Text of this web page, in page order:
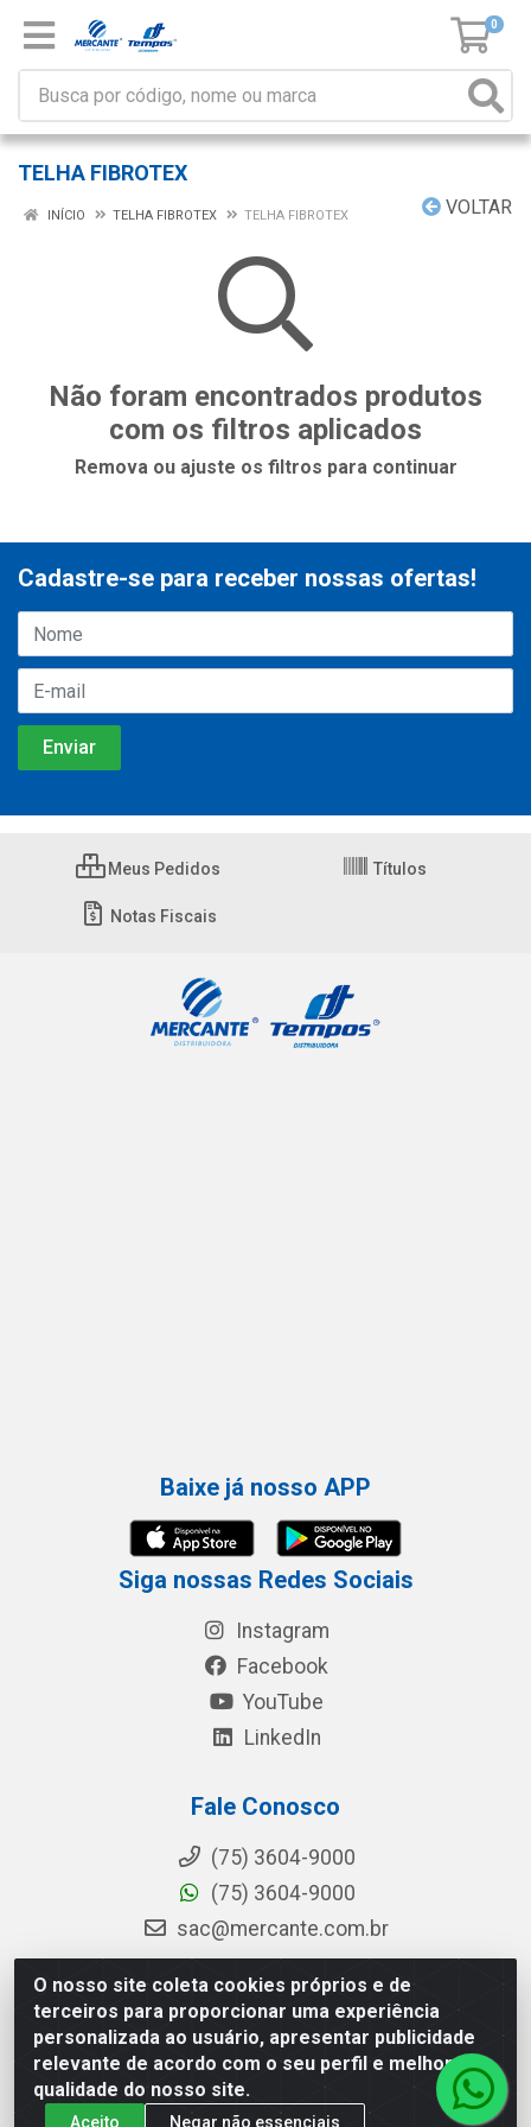
0
TELHA FIBROTEX
VOLTAR
INÍCIO TELHA FIBROTEX TELHA FIBROTEX
Não foram encontrados produtos
com os filtros aplicados
Remova ou ajuste os filtros para continuar
O nosso site coleta cookies próprios e de
terceiros para proporcionar uma experiência
personalizada ao usuário, apresentar publicidade
relevante de acordo com o seu perfil e melhorar a
qualidade do nosso site.
Aceito Negar não essenciais
Cadastre-se para receber nossas ofertas!
Meus Pedidos Títulos
Notas Fiscais
Baixe já nosso APP
Siga nossas Redes Sociais
Instagram
Facebook
YouTube
LinkedIn
Fale Conosco
(75) 3604-9000
(75) 3604-9000
sac@mercante.com.br
Mercante Distribuidora - Rua Mercante, 699 - Aviário, Feira de
Santana/BA - CEP 44.096-218 - CNPJ 96.755.848/0001-08